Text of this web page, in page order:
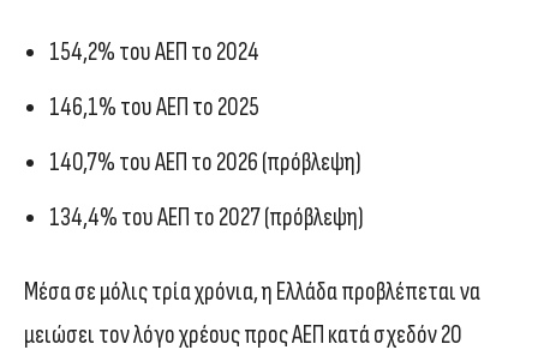
154,2% του ΑΕΠ το 2024
146,1% του ΑΕΠ το 2025
140,7% του ΑΕΠ το 2026 (πρόβλεψη)
134,4% του ΑΕΠ το 2027 (πρόβλεψη)
Μέσα σε μόλις τρία χρόνια, η Ελλάδα προβλέπεται να
μειώσει τον λόγο χρέους προς ΑΕΠ κατά σχεδόν 20